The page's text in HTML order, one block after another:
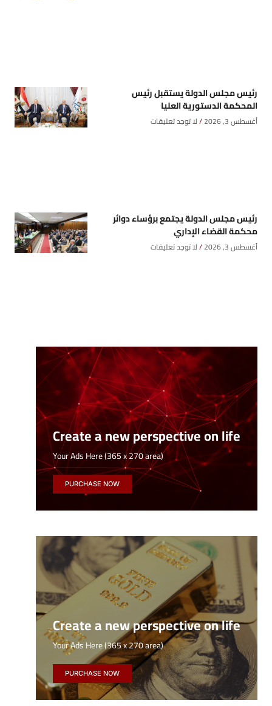
رئيس مجلس الدولة يستقبل رئيس
المحكمة الدستورية العليا
أغسطس 3, 2026 لا توجد تعليقات
رئيس مجلس الدولة يجتمع برؤساء دوائر
محكمة القضاء الإداري
أغسطس 3, 2026 لا توجد تعليقات
Create a new perspective on life
Your Ads Here (365 x 270 area)
PURCHASE NOW
Create a new perspective on life
Your Ads Here (365 x 270 area)
PURCHASE NOW